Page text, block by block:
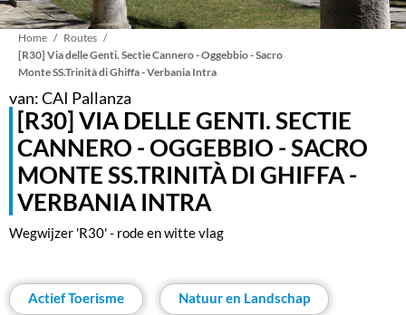
Kruimelpad
Home
Routes
[R30] Via delle Genti. Sectie Cannero - Oggebbio - Sacro
Monte SS.Trinità di Ghiffa - Verbania Intra
van: CAI Pallanza
[R30] VIA DELLE GENTI. SECTIE
CANNERO - OGGEBBIO - SACRO
MONTE SS.TRINITÀ DI GHIFFA -
VERBANIA INTRA
Wegwijzer 'R30' - rode en witte vlag
Actief Toerisme Natuur en Landschap